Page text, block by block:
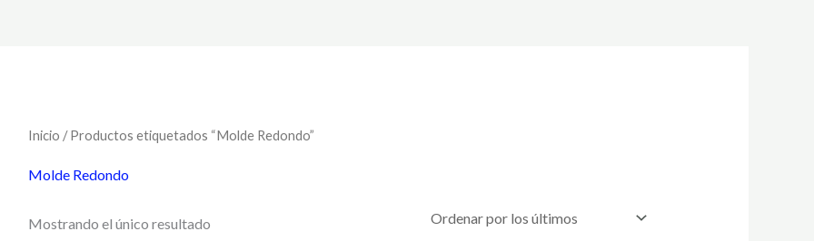
Inicio / Productos etiquetados “Molde Redondo”
Molde Redondo
Mostrando el único resultado